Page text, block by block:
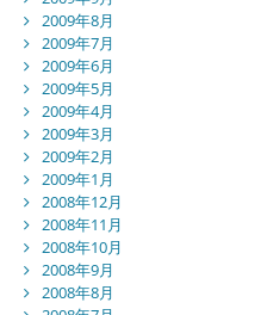
2009年8月
2009年7月
2009年6月
2009年5月
2009年4月
2009年3月
2009年2月
2009年1月
2008年12月
2008年11月
2008年10月
2008年9月
2008年8月